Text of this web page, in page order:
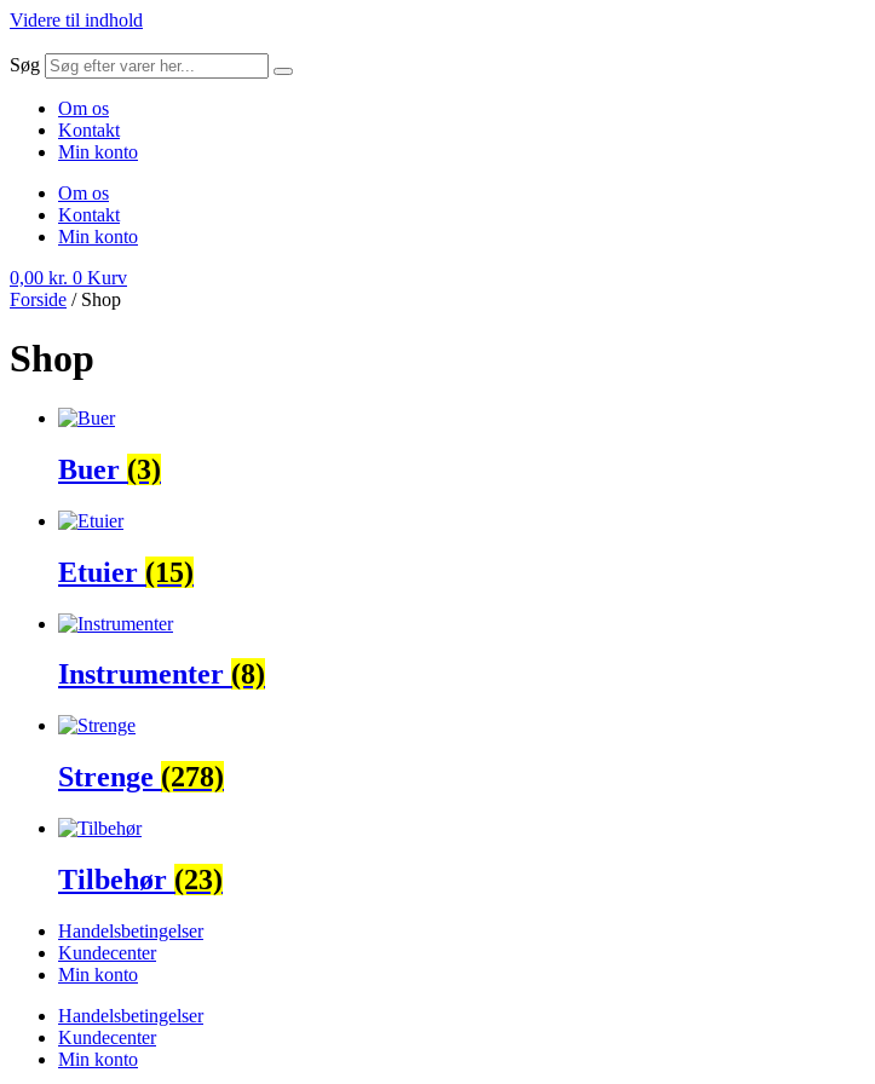
Videre til indhold
Søg
Om os
Kontakt
Min konto
Om os
Kontakt
Min konto
0,00 kr. 0 Kurv
Forside / Shop
Shop
Buer (3)
Etuier (15)
Instrumenter (8)
Strenge (278)
Tilbehør (23)
Handelsbetingelser
Kundecenter
Min konto
Handelsbetingelser
Kundecenter
Min konto